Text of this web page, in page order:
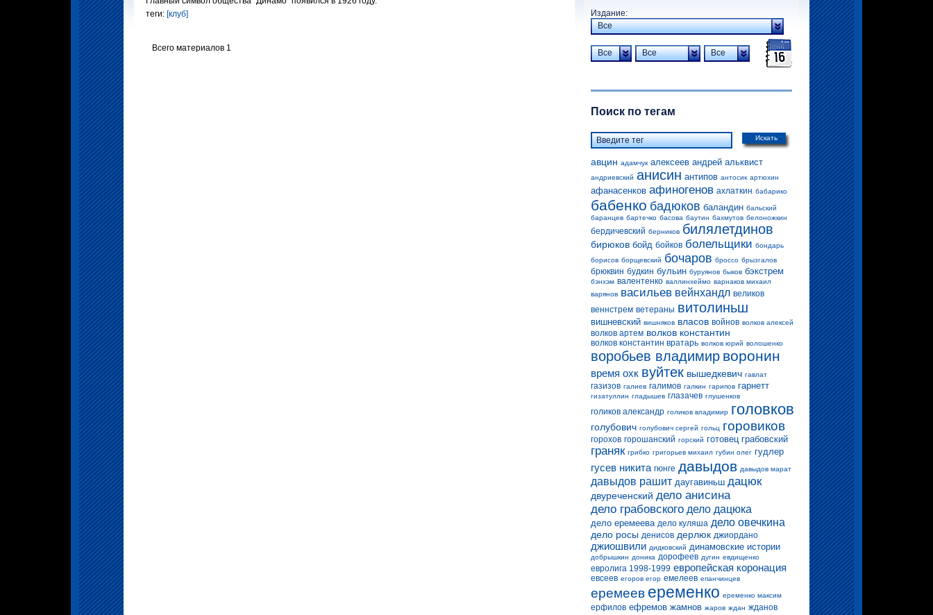
теги: [клуб]
Всего материалов 1
Издание:
Все
Все Все Все
Поиск по тегам
Искать
авцин адамчук алексеев андрей альквист
андриевский анисин антипов антосик артюхин
афанасенков афиногенов ахлаткин бабарико
бабенко бадюков баландин бальский
баранцев бартечко басова баутин бахмутов белоножкин
бердичевский берников билялетдинов
бирюков бойд бойков болельщики бондарь
борисов борщевский бочаров броссо брызгалов
брюквин будкин бульин буруянов быков бэкстрем
бэнхэм валентенко валлинхеймо варнаков михаил
варянов васильев вейнхандл великов
веннстрем ветераны витолиньш
вишневский вишняков власов войнов волков алексей
волков артем волков константин
волков константин вратарь волков юрий волошенко
воробьев владимир воронин
время охк вуйтек вышедкевич гавлат
газизов галиев галимов галкин гарипов гарнетт
гизатуллин гладышев глазачев глушенков
голиков александр голиков владимир головков
голубович голубович сергей гольц горовиков
горохов горошанский горский готовец грабовский
граняк грибко григорьев михаил губин олег гудлер
гусев никита гюнге давыдов давыдов марат
давыдов рашит даугавиньш дацюк
двуреченский дело анисина
дело грабовского дело дацюка
дело еремеева дело куляша дело овечкина
дело росы денисов дерлюк джиордано
джиошвили дидковский динамовские истории
добрышкин доника дорофеев дугин евдищенко
евролига 1998-1999 европейская коронация
евсеев егоров егор емелеев епанчинцев
еремеев еременко еременко максим
ерфилов ефремов жамнов жаров ждан жданов